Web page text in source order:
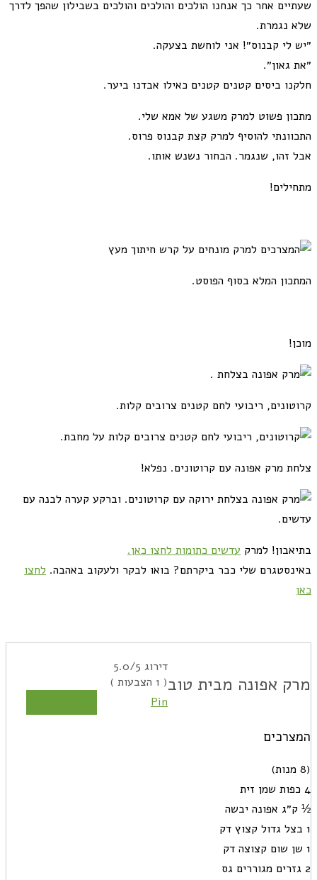
שעתיים אחר כך אנחנו הולכים והולכים והולכים בשבילון שהפך לדרך
שלא נגמרת.
״יש לי קבנוס״! אני לוחשת בצעקה.
״את גאון״.
חלקנו ביסים קטנים קטנים כאילו אבדנו ביער.
מתכון פשוט למרק משגע של אמא שלי.
התכוונתי להוסיף למרק קצת קבנוס פרוס.
אבל זהו, שנגמר. הבחור נשנש אותו.
מתחילים!
המתכון המלא בסוף הפוסט.
מוכן!
קרוטונים, ריבועי לחם קטנים צרובים קלות.
צלחת מרק אפונה עם קרוטונים. נפלא!
בתיאבון! למרק עדשים כתומות לחצו כאן.
באינסטגרם שלי כבר ביקרתם? בואו לבקר ולעקוב באהבה. לחצו
כאן
מרק אפונה מבית טוב
דירוג 5.0/5
(
1 הצבעות )
Pin
המצרכים
(8 מנות)
4 כפות שמן זית
½ ק״ג אפונה יבשה
1 בצל גדול קצוץ דק
1 שן שום קצוצה דק
2 גזרים מגוררים גס